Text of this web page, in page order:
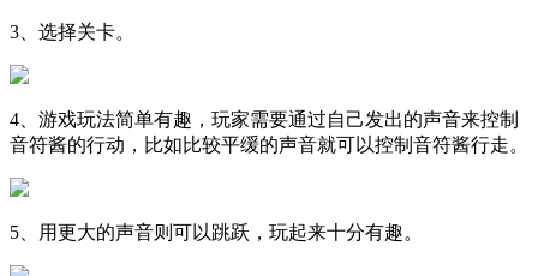
3、选择关卡。
4、游戏玩法简单有趣，玩家需要通过自己发出的声音来控制
音符酱的行动，比如比较平缓的声音就可以控制音符酱行走。
5、用更大的声音则可以跳跃，玩起来十分有趣。